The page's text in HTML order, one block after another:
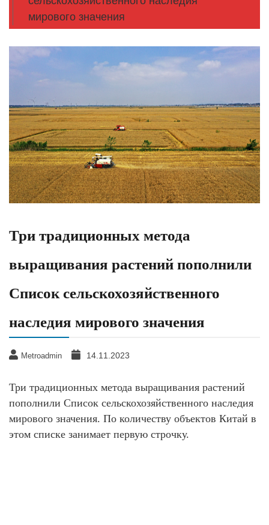
мирового значения
Три традиционных метода
выращивания растений пополнили
Список сельскохозяйственного
наследия мирового значения
Metroadmin 14.11.2023
Три традиционных метода выращивания растений
пополнили Список сельскохозяйственного наследия
мирового значения. По количеству объектов Китай в
этом списке занимает первую строчку.